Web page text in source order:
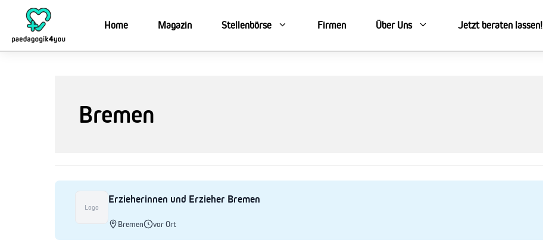
springen
Home Magazin Stellenbörse Firmen Über Uns Jetzt beraten lassen!
Bremen
Logo
Erzieherinnen und Erzieher Bremen
Bremen vor Ort